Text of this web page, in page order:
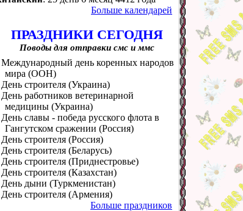
Больше календарей
ПРАЗДНИКИ СЕГОДНЯ
Поводы для отправки смс и ммс
Международный день коренных народов
мира (ООН)
День строителя (Украина)
День работников ветеринарной
медицины (Украина)
День славы - победа русского флота в
Гангутском сражении (Россия)
День строителя (Россия)
День строителя (Беларусь)
День строителя (Приднестровье)
День строителя (Казахстан)
День дыни (Туркменистан)
День строителя (Армения)
Больше праздников